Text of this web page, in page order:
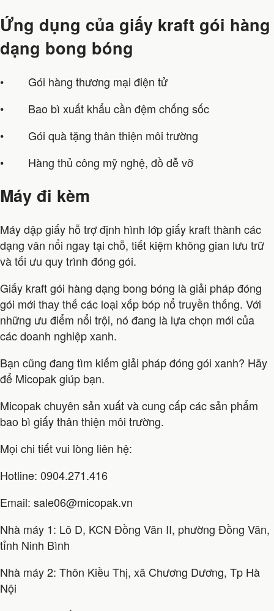
Ứng dụng của giấy kraft gói hàng
dạng bong bóng
• Gói hàng thương mại điện tử
• Bao bì xuất khẩu cần đệm chống sốc
• Gói quà tặng thân thiện môi trường
• Hàng thủ công mỹ nghệ, đồ dễ vỡ
Máy đi kèm
Máy dập giấy hỗ trợ định hình lớp giấy kraft thành các
dạng vân nổi ngay tại chỗ, tiết kiệm không gian lưu trữ
và tối ưu quy trình đóng gói.
Giấy kraft gói hàng dạng bong bóng là giải pháp đóng
gói mới thay thế các loại xốp bóp nổ truyền thống. Với
những ưu điểm nổi trội, nó đang là lựa chọn mới của
các doanh nghiệp xanh.
Bạn cũng đang tìm kiếm giải pháp đóng gói xanh? Hãy
để Micopak giúp bạn.
Micopak chuyên sản xuất và cung cấp các sản phẩm
bao bì giấy thân thiện môi trường.
Mọi chi tiết vui lòng liên hệ:
Hotline: 0904.271.416
Email: sale06@micopak.vn
Nhà máy 1: Lô D, KCN Đồng Văn II, phường Đồng Văn,
tỉnh Ninh Bình
Nhà máy 2: Thôn Kiều Thị, xã Chương Dương, Tp Hà
Nội